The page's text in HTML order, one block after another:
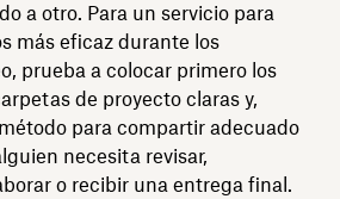
a otro. Para un servicio para
más eficaz durante los
prueba a colocar primero los
de proyecto claras y,
para compartir adecuado
necesita revisar,
o recibir una entrega final.